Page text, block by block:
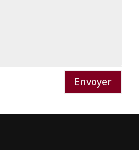
Envoyer